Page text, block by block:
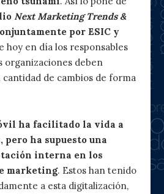
Next Marketing Trends &
por ESIC y
hoy en día los responsables
organizaciones deben
de cambios de forma
ha facilitado la vida a
pero ha supuesto una
interna en los
marketing. Estos han tenido
a esta digitalización,